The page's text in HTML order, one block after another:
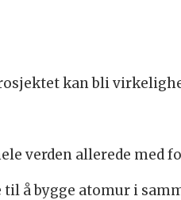
kan bli
verden allerede med
å bygge atomur i